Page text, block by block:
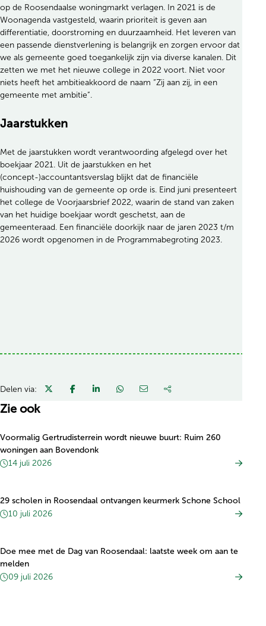
op de Roosendaalse woningmarkt verlagen. In 2021 is de
Woonagenda vastgesteld, waarin prioriteit is geven aan
differentiatie, doorstroming en duurzaamheid. Het leveren van
een passende dienstverlening is belangrijk en zorgen ervoor dat
we als gemeente goed toegankelijk zijn via diverse kanalen. Dit
zetten we met het nieuwe college in 2022 voort. Niet voor
niets heeft het ambitieakkoord de naam “Zij aan zij, in een
gemeente met ambitie”.
Jaarstukken
Met de jaarstukken wordt verantwoording afgelegd over het
boekjaar 2021. Uit de jaarstukken en het
(concept-)accountantsverslag blijkt dat de financiële
huishouding van de gemeente op orde is. Eind juni presenteert
het college de Voorjaarsbrief 2022, waarin de stand van zaken
van het huidige boekjaar wordt geschetst, aan de
gemeenteraad. Een financiële doorkijk naar de jaren 2023 t/m
2026 wordt opgenomen in de Programmabegroting 2023.
Delen via:
Zie ook
Voormalig Gertrudisterrein wordt nieuwe buurt: Ruim 260
woningen aan Bovendonk
14 juli 2026
29 scholen in Roosendaal ontvangen keurmerk Schone School
10 juli 2026
Doe mee met de Dag van Roosendaal: laatste week om aan te
melden
09 juli 2026